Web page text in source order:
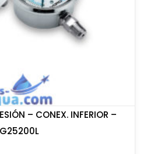
– CONEX. INFERIOR –